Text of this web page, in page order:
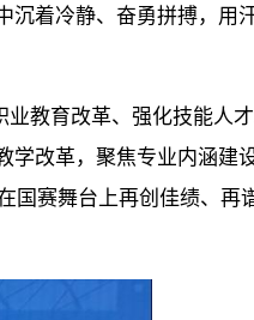
着冷静、奋勇拼搏，用
教育改革、强化技能人
学改革，聚焦专业内涵建
国赛舞台上再创佳绩、再